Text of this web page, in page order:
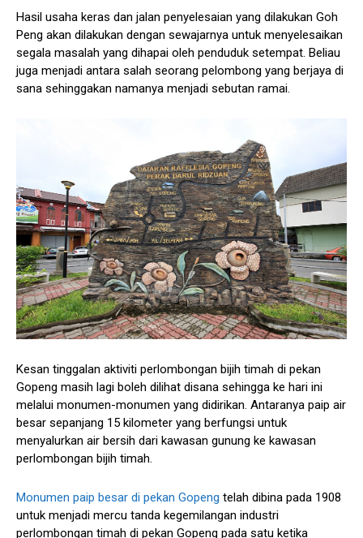
Hasil usaha keras dan jalan penyelesaian yang dilakukan Goh
Peng akan dilakukan dengan sewajarnya untuk menyelesaikan
segala masalah yang dihapai oleh penduduk setempat. Beliau
juga menjadi antara salah seorang pelombong yang berjaya di
sana sehinggakan namanya menjadi sebutan ramai.
Kesan tinggalan aktiviti perlombongan bijih timah di pekan
Gopeng masih lagi boleh dilihat disana sehingga ke hari ini
melalui monumen-monumen yang didirikan. Antaranya paip air
besar sepanjang 15 kilometer yang berfungsi untuk
menyalurkan air bersih dari kawasan gunung ke kawasan
perlombongan bijih timah.
Monumen paip besar di pekan Gopeng telah dibina pada 1908
untuk menjadi mercu tanda kegemilangan industri
perlombongan timah di pekan Gopeng pada satu ketika